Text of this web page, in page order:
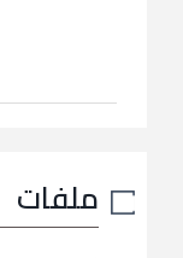
ملفات